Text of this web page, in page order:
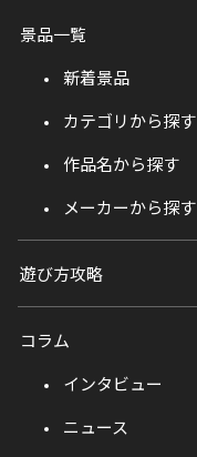
景品一覧
新着景品
カテゴリから探す
作品名から探す
メーカーから探す
遊び方攻略
コラム
インタビュー
ニュース